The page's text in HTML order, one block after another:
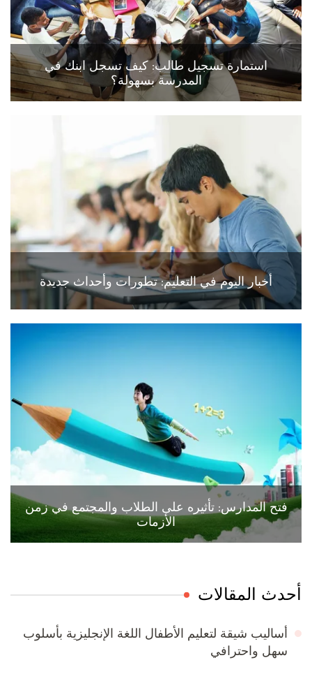
استمارة تسجيل طالب: كيف تسجل ابنك في
المدرسة بسهولة؟
أخبار اليوم في التعليم: تطورات وأحداث جديدة
فتح المدارس: تأثيره على الطلاب والمجتمع في زمن
الأزمات
أحدث المقالات
أساليب شيقة لتعليم الأطفال اللغة الإنجليزية بأسلوب
سهل واحترافي